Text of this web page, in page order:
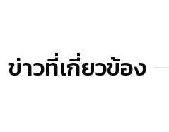
ข่าวที่เกี่ยวข้อง